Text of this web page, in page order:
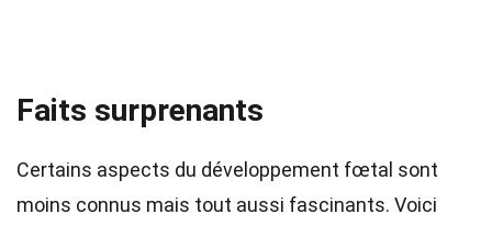
Faits surprenants
Certains aspects du développement fœtal sont
moins connus mais tout aussi fascinants. Voici